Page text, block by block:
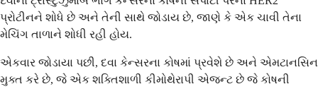
પ્રોટીનને શોધે છે અને તેની સાથે જોડાય છે, જાણે કે એક ચાવી તેના
મેચિંગ તાળાને શોધી રહી હોય.
એકવાર જોડાયા પછી, દવા કેન્સરના કોષમાં પ્રવેશે છે અને એમટાનસિન
મુક્ત કરે છે, જે એક શક્તિશાળી કીમોથેરાપી એજન્ટ છે જે કોષની